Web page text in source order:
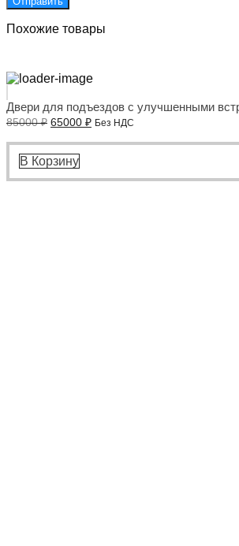
Похожие товары
Двери для подъездов с улучшенными
85000₽ Первоначальная
составляла
85000 ₽.
65000 ₽Текущая
65000 ₽.
Без НДС
В Корзину